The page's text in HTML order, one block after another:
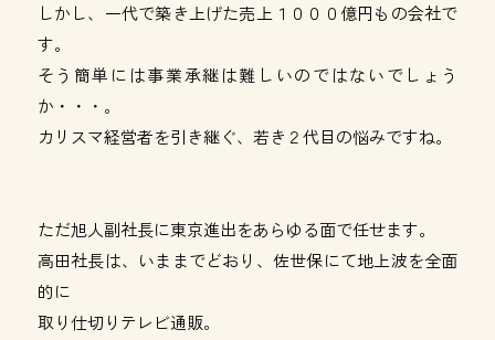
しかし、一代で築き上げた売上１０００億円もの会社で
す。
そう簡単には事業承継は難しいのではないでしょう
か・・・。
カリスマ経営者を引き継ぐ、若き２代目の悩みですね。
ただ旭人副社長に東京進出をあらゆる面で任せます。
高田社長は、いままでどおり、佐世保にて地上波を全面
的に
取り仕切りテレビ通販。